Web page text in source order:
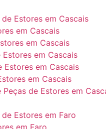
Estores em Cascais
em Cascais
em Cascais
em Cascais
Estores em Cascais
em Cascais
de Estores em
Estores em Faro
em Faro